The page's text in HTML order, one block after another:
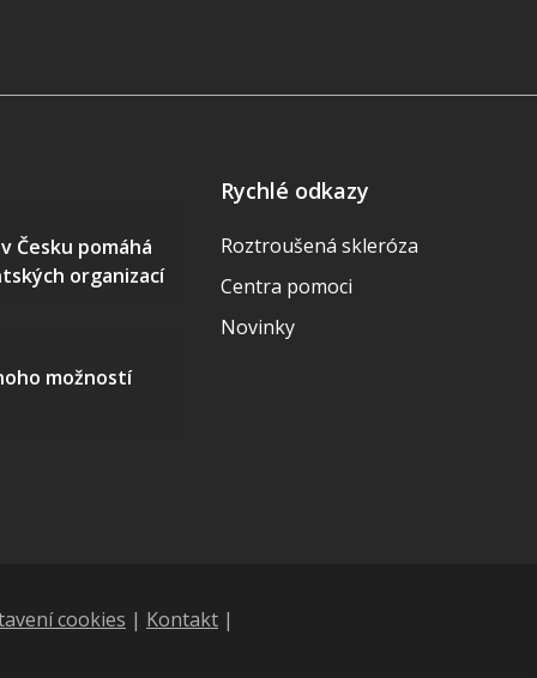
Česku pomáhá
organizací
možností
Rychlé odkazy
Roztroušená skleróza
Centra pomoci
Novinky
cookies | Kontakt |